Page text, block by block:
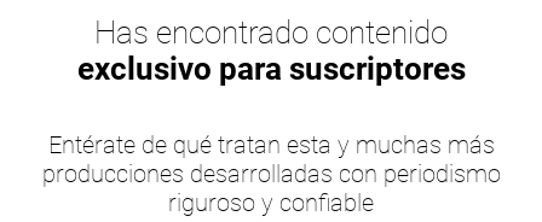
Has encontrado contenido
exclusivo para suscriptores
Entérate de qué tratan esta y muchas más
producciones desarrolladas con periodismo
riguroso y confiable